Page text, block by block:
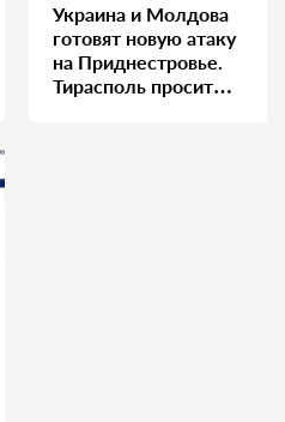
Украина и Молдова
готовят новую атаку
на Приднестровье.
Тирасполь просит